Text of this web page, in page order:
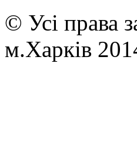
© Усі права
м.Харків